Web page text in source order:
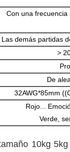
Con una
Las demás partidas
>
De
32AWG*85mm
Rojo...
Verde,
10kg